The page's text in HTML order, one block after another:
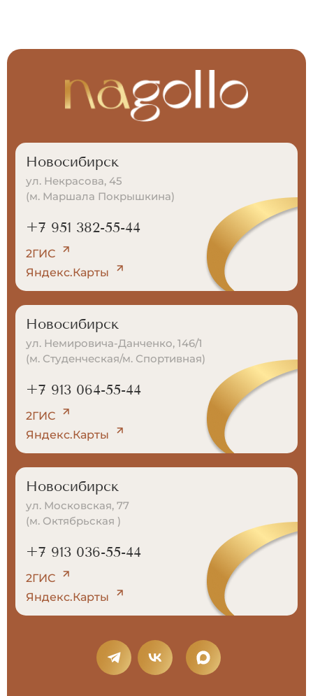
Новосибирск
ул. Некрасова, 45
(м. Маршала Покрышкина)
+7 951 382-55-44
2ГИС
Яндекс.Карты
Новосибирск
ул. Немировича-Данченко, 146/1
(м. Студенческая/м. Спортивная)
+7 913 064-55-44
2ГИС
Яндекс.Карты
Новосибирск
ул. Московская, 77
(м. Октябрьская )
+7 913 036-55-44
2ГИС
Яндекс.Карты